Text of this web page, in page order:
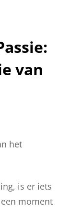
van
het
is er iets
moment